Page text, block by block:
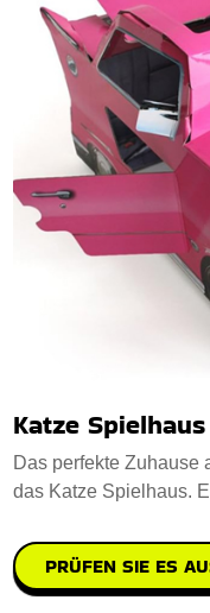
Katze Spielhaus
Das perfekte Zuhause
das Katze Spielhaus.
PRÜFEN SIE ES